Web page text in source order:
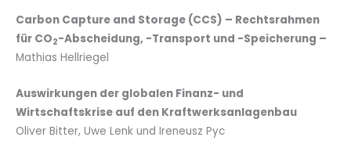
Carbon Capture and Storage (CCS) – Rechtsrahmen
für CO2-Abscheidung, -Transport und -Speicherung –
Mathias Hellriegel
Auswirkungen der globalen Finanz- und
Wirtschaftskrise auf den Kraftwerksanlagenbau
Oliver Bitter, Uwe Lenk und Ireneusz Pyc